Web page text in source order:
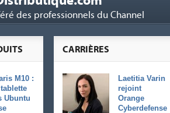
des professionnels du Channel
CARRIÈRES
Laetitia Varin
rejoint
Orange
Cyberdefense
M10 :
Ubuntu